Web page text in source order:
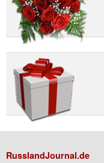
RusslandJournal.de